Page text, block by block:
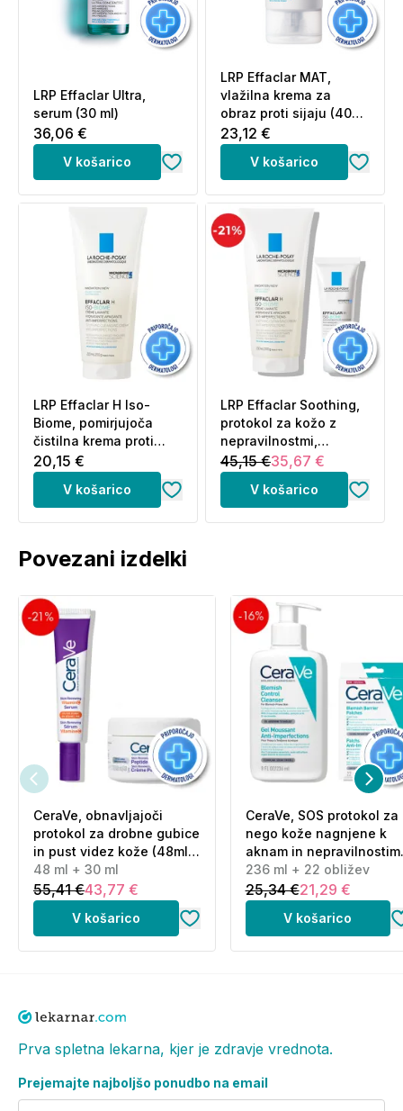
LRP Effaclar Ultra,
serum (30 ml)
36,06 €
V košarico
LRP Effaclar MAT,
vlažilna krema za
obraz proti sijaju (40
ml)
23,12 €
V košarico
LRP Effaclar H Iso-
Biome, pomirjujoča
čistilna krema proti
nepravilnostim (200 ml)
20,15 €
V košarico
LRP Effaclar Soothing,
protokol za kožo z
nepravilnostmi,
izsušeno s tretmaji (40
ml + 200 ml)
45,15 €35,67 €
V košarico
Povezani izdelki
CeraVe, obnavljajoči
protokol za drobne gubice
in pust videz kože (48ml
+ 30 ml)
48 ml + 30 ml
55,41 €43,77 €
V košarico
CeraVe, SOS protokol za
nego kože nagnjene k
aknam in nepravilnostim
(236 ml + 22 obližev)
236 ml + 22 obližev
25,34 €21,29 €
V košarico
Prva spletna lekarna, kjer je zdravje vrednota.
Prejemajte najboljšo ponudbo na email